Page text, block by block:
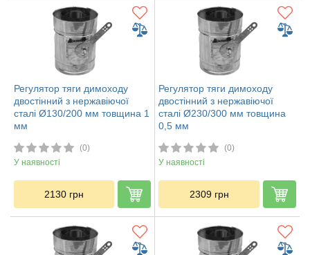
Регулятор тяги димоходу
двостінний з нержавіючої
сталі Ø130/200 мм товщина 1
мм
(0)
У наявності
2130 грн
Регулятор тяги димоходу
двостінний з нержавіючої
сталі Ø230/300 мм товщина
0,5 мм
(0)
У наявності
2309 грн